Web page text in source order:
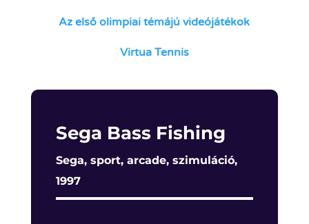
Az első olimpiai témájú videójátékok
Virtua Tennis
Sega Bass Fishing
Sega, sport, arcade, szimuláció,
1997